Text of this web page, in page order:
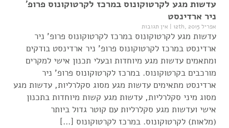
עדשות מגע לקרטוקונוס במרכז לקרטוקונוס פרופ'
ניר ארדינסט
אפריל 12th, 2015 | אין תגובות
עדשות מגע לקרטוקונוס במרכז לקרטוקונוס פרופ' ניר
ארדינסט במרכז לקרטוקונוס פרופ' ניר ארדינסט בודקים
ומתאמים עדשות מגע מיוחדות ובעלי תכנון אישי למקרים
מורכבים בקרטוקונוס. במרכז לקרטוקונוס פרופ' ניר
ארדינסט מתאימים עדשות מגע מסוג סקלרליות, עדשות מגע
מסוג מיני סקלרליות, עדשות מגע קשות מיוחדות בתכנון
אישי ועדשות מגע סקלרליות עם קוטר גדול ביותר
(מלאות) לקרטוקונוס. במרכז לקרטוקונוס […]